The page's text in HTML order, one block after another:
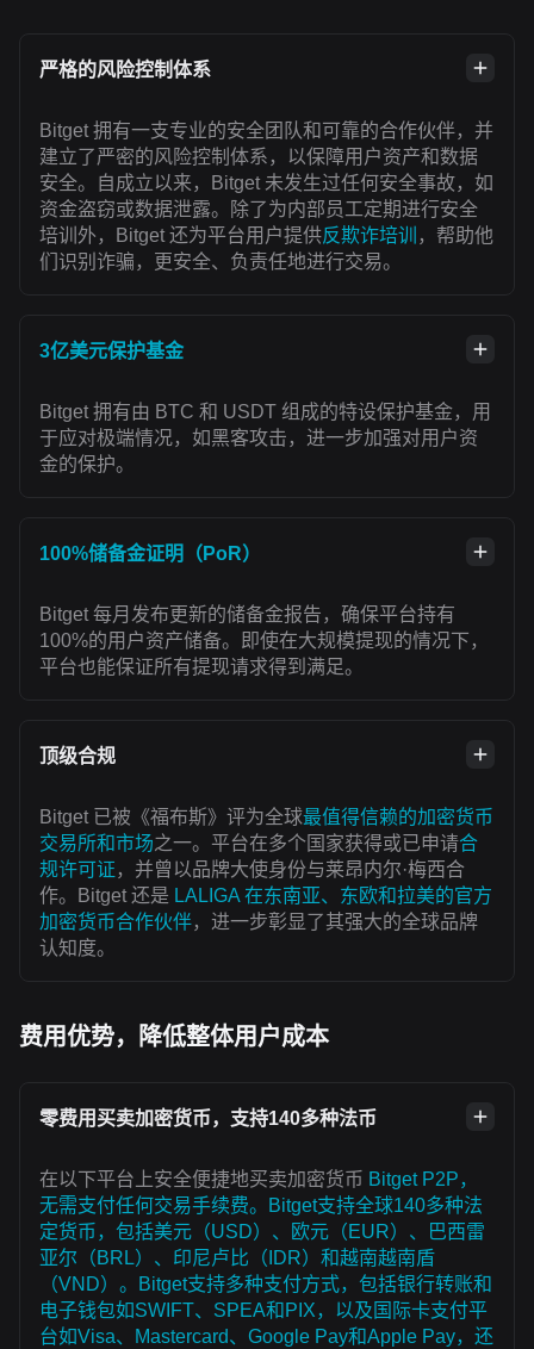
严格的风险控制体系
Bitget 拥有一支专业的安全团队和可靠的合作伙伴，并
建立了严密的风险控制体系，以保障用户资产和数据
安全。自成立以来，Bitget 未发生过任何安全事故，如
资金盗窃或数据泄露。除了为内部员工定期进行安全
培训外，Bitget 还为平台用户提供反欺诈培训
，帮助他
们识别诈骗，更安全、负责任地进行交易。
3亿美元保护基金
Bitget 拥有由 BTC 和 USDT 组成的特设保护基金，用
于应对极端情况，如黑客攻击，进一步加强对用户资
金的保护。
100%储备金证明（PoR）
Bitget 每月发布更新的储备金报告，确保平台持有
100%的用户资产储备。即使在大规模提现的情况下，
平台也能保证所有提现请求得到满足。
顶级合规
Bitget 已被《福布斯》评为全球最值得信赖的加密货币
交易所和市场之一。平台在多个国家获得或已申请合
规许可证 ，并曾以品牌大使身份与莱昂内尔·梅西合
作。Bitget 还是 LALIGA 在东南亚、东欧和拉美的官方
加密货币合作伙伴，进一步彰显了其强大的全球品牌
认知度。
费用优势，降低整体用户成本
零费用买卖加密货币，支持140多种法币
在以下平台上安全便捷地买卖加密货币 Bitget P2P，
无需支付任何交易手续费。Bitget支持全球140多种法
定货币，包括美元（USD）、欧元（EUR）、巴西雷
亚尔（BRL）、印尼卢比（IDR）和越南越南盾
（VND）。Bitget支持多种支付方式，包括银行转账和
电子钱包如SWIFT、SPEA和PIX，以及国际卡支付平
台如Visa、Mastercard、Google Pay和Apple Pay，还